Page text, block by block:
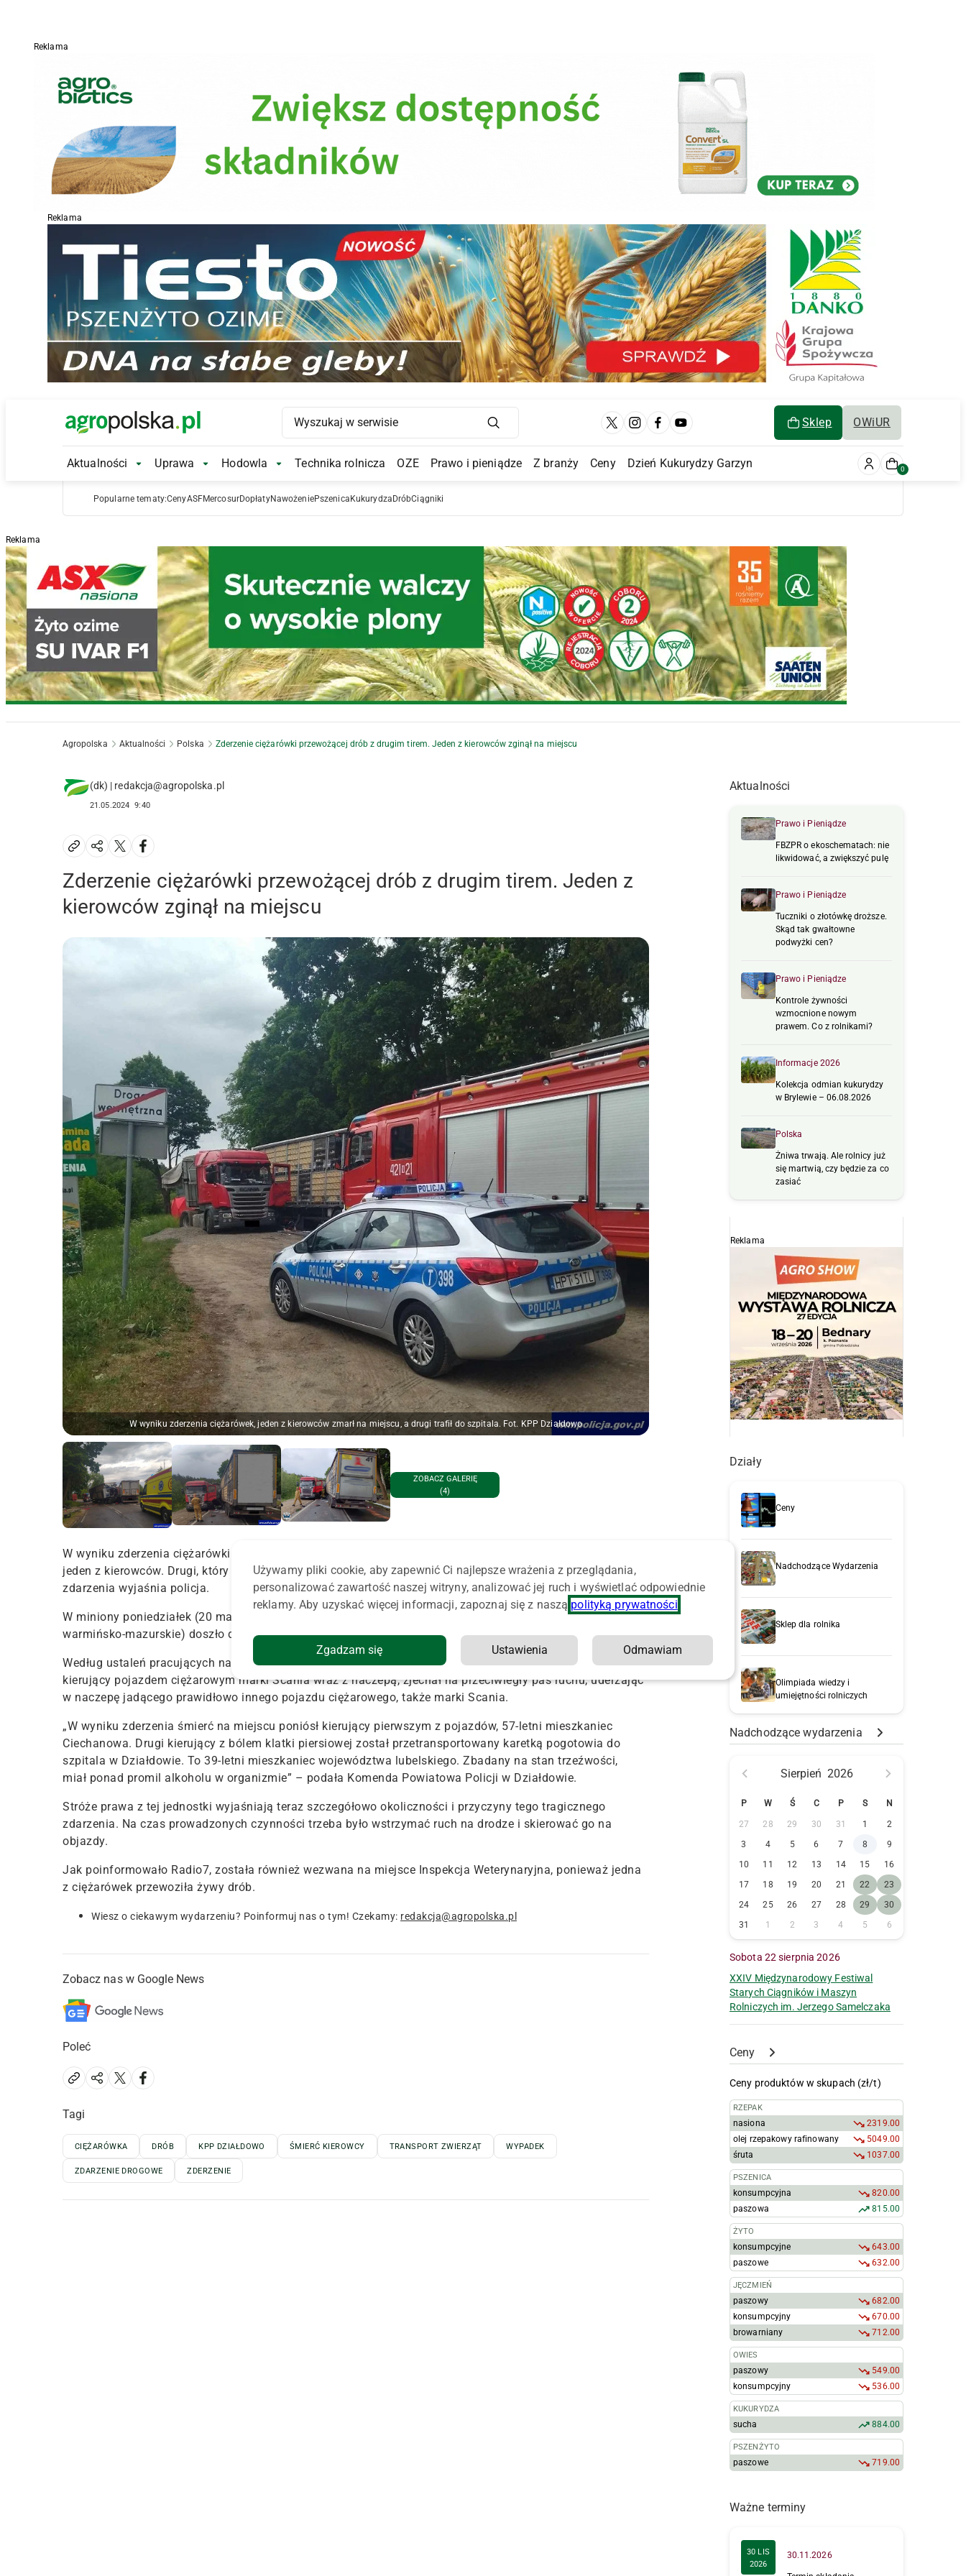
Reklama
Reklama
Main Logo Sklep OWiUR
Main Navigation
Aktualności Aktualności Submenu
Uprawa Uprawa Submenu
Hodowla Hodowla Submenu
Technika rolnicza OZE Prawo i pieniądze Z branży Ceny Dzień Kukurydzy Garzyn 0
Popularne tematy:CenyASFMercosurDopłatyNawożeniePszenica Kukurydza DróbCiągniki
Reklama
Agropolska Aktualności Polska Zderzenie ciężarówki przewożącej drób z drugim tirem. Jeden z kierowców zginął na miejscu
(dk) | redakcja@agropolska.pl
21.05.2024 9:40
Zderzenie ciężarówki przewożącej drób z drugim tirem. Jeden z
kierowców zginął na miejscu
W wyniku zderzenia ciężarówek, jeden z kierowców zmarł na miejscu, a drugi trafił do szpitala. Fot. KPP Działdowo
ZOBACZ GALERIĘ
(4)
W wyniku zderzenia ciężarówki transportującej żywy drób z drugim pojazdem ciężarowym śmierć poniósł
jeden z kierowców. Drugi, który trafił do szpitala, okazał się nietrzeźwy. Okoliczności tego tragicznego
zdarzenia wyjaśnia policja.
W miniony poniedziałek (20 maja) w miejscowości Mławka w gminie Iłowo-Osada (pow. działdowski, woj.
warmińsko-mazurskie) doszło do śmiertelnego wypadku z udziałem dwóch samochodów ciężarowych.
Według ustaleń pracujących na miejscu funkcjonariuszy z „drogówki”, na łuku drogi wojewódzkiej nr 544
kierujący pojazdem ciężarowym marki Scania wraz z naczepą, zjechał na przeciwległy pas ruchu, uderzając
w naczepę jadącego prawidłowo innego pojazdu ciężarowego, także marki Scania.
„W wyniku zderzenia śmierć na miejscu poniósł kierujący pierwszym z pojazdów, 57-letni mieszkaniec
Ciechanowa. Drugi kierujący z bólem klatki piersiowej został przetransportowany karetką pogotowia do
szpitala w Działdowie. To 39-letni mieszkaniec województwa lubelskiego. Zbadany na stan trzeźwości,
miał ponad promil alkoholu w organizmie” – podała Komenda Powiatowa Policji w Działdowie.
Stróże prawa z tej jednostki wyjaśniają teraz szczegółowo okoliczności i przyczyny tego tragicznego
zdarzenia. Na czas prowadzonych czynności trzeba było wstrzymać ruch na drodze i skierować go na
objazdy.
Jak poinformowało Radio7, została również wezwana na miejsce Inspekcja Weterynaryjna, ponieważ jedna
z ciężarówek przewoziła żywy drób.
Wiesz o ciekawym wydarzeniu? Poinformuj nas o tym! Czekamy: redakcja@agropolska.pl
Zobacz nas w Google News
Poleć
Tagi
CIĘŻARÓWKA DRÓB KPP DZIAŁDOWO ŚMIERĆ KIEROWCY TRANSPORT ZWIERZĄT WYPADEK
ZDARZENIE DROGOWE ZDERZENIE
Aktualności
Prawo i Pieniądze
FBZPR o ekoschematach: nie
likwidować, a zwiększyć pulę
Prawo i Pieniądze
Tuczniki o złotówkę droższe.
Skąd tak gwałtowne
podwyżki cen?
Prawo i Pieniądze
Kontrole żywności
wzmocnione nowym
prawem. Co z rolnikami?
Informacje 2026
Kolekcja odmian kukurydzy
w Brylewie – 06.08.2026
Polska
Żniwa trwają. Ale rolnicy już
się martwią, czy będzie za co
zasiać
Reklama
Działy
Ceny
Nadchodzące Wydarzenia
Sklep dla rolnika
Olimpiada wiedzy i
umiejętności rolniczych
Nadchodzące wydarzenia
Sierpień 2026
P W Ś C P S N
27 28 29 30 31 1
2
3
4 5 6 7 8
9
10
11 12 13 14 15
16
17
18 19 20 21 22
23
24
25 26 27 28 29
30
31
1 2 3 4 5 6
Sobota 22 sierpnia 2026
XXIV Międzynarodowy Festiwal
Starych Ciągników i Maszyn
Rolniczych im. Jerzego Samelczaka
Ceny
Ceny produktów w skupach (zł/t)
RZEPAK
nasiona
2319.00
olej rzepakowy rafinowany
5049.00
śruta
1037.00
PSZENICA
konsumpcyjna
820.00
paszowa
815.00
ŻYTO
konsumpcyjne
643.00
paszowe
632.00
JĘCZMIEŃ
paszowy
682.00
konsumpcyjny
670.00
browarniany
712.00
OWIES
paszowy
549.00
konsumpcyjny
536.00
KUKURYDZA
sucha 884.00
PSZENŻYTO
paszowe 719.00
Ważne terminy
30 LIS
2026
30.11.2026
Używamy pliki cookie, aby zapewnić Ci najlepsze wrażenia z przeglądania,
personalizować zawartość naszej witryny, analizować jej ruch i wyświetlać odpowiednie
reklamy. Aby uzyskać więcej informacji, zapoznaj się z naszą polityką prywatności
Zgadzam się Ustawienia Odmawiam